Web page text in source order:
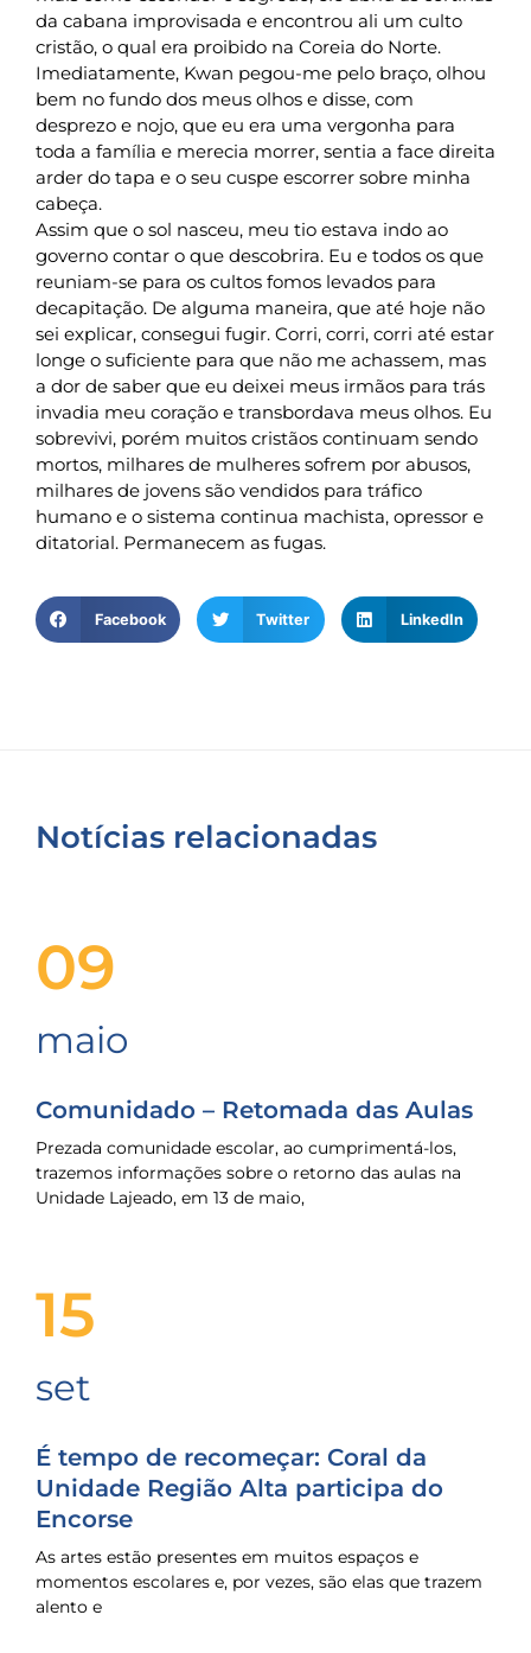
da cabana improvisada e encontrou ali um culto
cristão, o qual era proibido na Coreia do Norte.
Imediatamente, Kwan pegou-me pelo braço, olhou
bem no fundo dos meus olhos e disse, com
desprezo e nojo, que eu era uma vergonha para
toda a família e merecia morrer, sentia a face direita
arder do tapa e o seu cuspe escorrer sobre minha
cabeça.
Assim que o sol nasceu, meu tio estava indo ao
governo contar o que descobrira. Eu e todos os que
reuniam-se para os cultos fomos levados para
decapitação. De alguma maneira, que até hoje não
sei explicar, consegui fugir. Corri, corri, corri até estar
longe o suficiente para que não me achassem, mas
a dor de saber que eu deixei meus irmãos para trás
invadia meu coração e transbordava meus olhos. Eu
sobrevivi, porém muitos cristãos continuam sendo
mortos, milhares de mulheres sofrem por abusos,
milhares de jovens são vendidos para tráfico
humano e o sistema continua machista, opressor e
ditatorial. Permanecem as fugas.
Facebook Twitter LinkedIn
Notícias relacionadas
09
maio
Comunidado – Retomada das Aulas
Prezada comunidade escolar, ao cumprimentá-los,
trazemos informações sobre o retorno das aulas na
Unidade Lajeado, em 13 de maio,
15
set
É tempo de recomeçar: Coral da
Unidade Região Alta participa do
Encorse
As artes estão presentes em muitos espaços e
momentos escolares e, por vezes, são elas que trazem
alento e